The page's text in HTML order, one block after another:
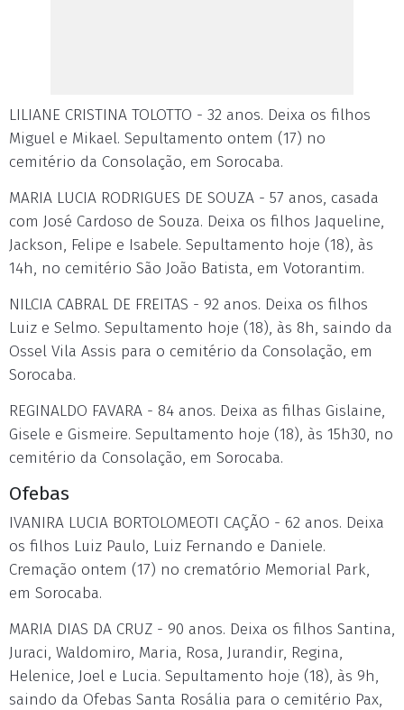
LILIANE CRISTINA TOLOTTO - 32 anos. Deixa os filhos
Miguel e Mikael. Sepultamento ontem (17) no
cemitério da Consolação, em Sorocaba.
MARIA LUCIA RODRIGUES DE SOUZA - 57 anos, casada
com José Cardoso de Souza. Deixa os filhos Jaqueline,
Jackson, Felipe e Isabele. Sepultamento hoje (18), às
14h, no cemitério São João Batista, em Votorantim.
NILCIA CABRAL DE FREITAS - 92 anos. Deixa os filhos
Luiz e Selmo. Sepultamento hoje (18), às 8h, saindo da
Ossel Vila Assis para o cemitério da Consolação, em
Sorocaba.
REGINALDO FAVARA - 84 anos. Deixa as filhas Gislaine,
Gisele e Gismeire. Sepultamento hoje (18), às 15h30, no
cemitério da Consolação, em Sorocaba.
Ofebas
IVANIRA LUCIA BORTOLOMEOTI CAÇÃO - 62 anos. Deixa
os filhos Luiz Paulo, Luiz Fernando e Daniele.
Cremação ontem (17) no crematório Memorial Park,
em Sorocaba.
MARIA DIAS DA CRUZ - 90 anos. Deixa os filhos Santina,
Juraci, Waldomiro, Maria, Rosa, Jurandir, Regina,
Helenice, Joel e Lucia. Sepultamento hoje (18), às 9h,
saindo da Ofebas Santa Rosália para o cemitério Pax,